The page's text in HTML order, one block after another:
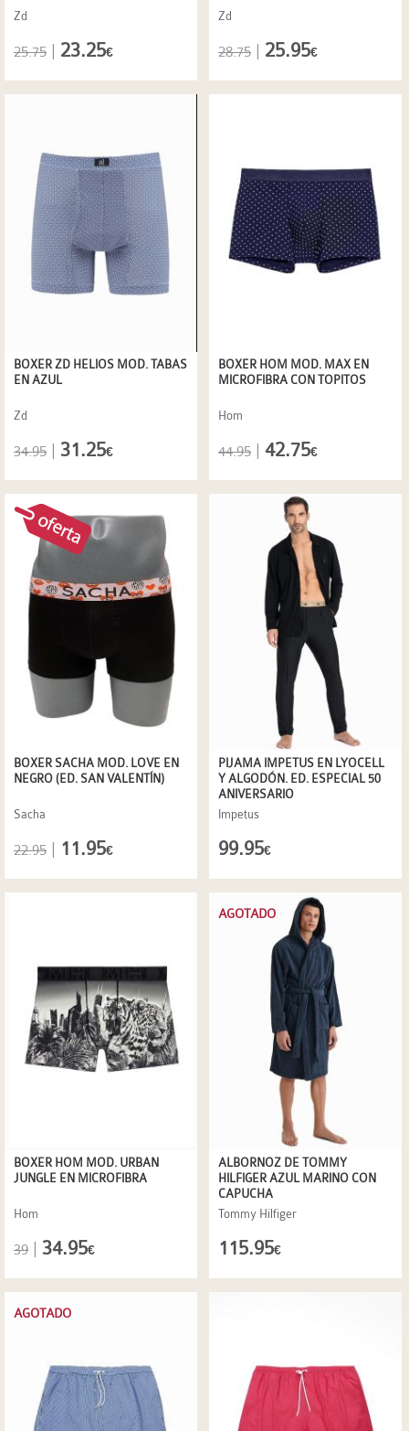
Zd
25.75 | 23.25€
Zd
28.75 | 25.95€
BOXER ZD HELIOS MOD. TABAS
EN AZUL
Zd
34.95 | 31.25€
BOXER HOM MOD. MAX EN
MICROFIBRA CON TOPITOS
Hom
44.95 | 42.75€
BOXER SACHA MOD. LOVE EN
NEGRO (ED. SAN VALENTÍN)
Sacha
22.95 11.95€
PIJAMA IMPETUS EN LYOCELL
Y ALGODÓN. ED. ESPECIAL 50
ANIVERSARIO
Impetus
99.95€
BOXER HOM MOD. URBAN
JUNGLE EN MICROFIBRA
Hom
39 34.95€
ALBORNOZ DE TOMMY
HILFIGER AZUL MARINO CON
CAPUCHA
Tommy Hilfiger
AGOTADO
115.95€
AGOTADO